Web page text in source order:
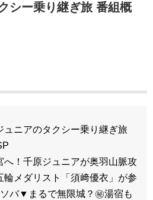
シー乗り継ぎ旅 番組概
ニアのタクシー乗り継ぎ旅
へ！千原ジュニアが奥羽山脈攻
メダリスト「須﨑優衣」が参
バ▼まるで無限城？㊙湯宿も